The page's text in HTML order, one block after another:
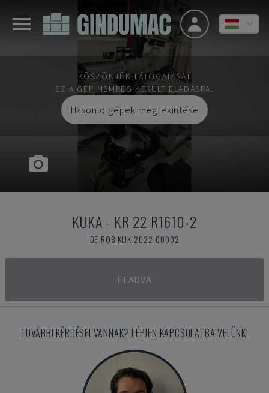
KÖSZÖNJÜK LÁTOGATÁSÁT
EZ A GÉP NEMRÉG KERÜLT ELADÁSRA.
Hasonló gépek megtekintése
KUKA- KR 22 R1610-2
DE-ROB-KUK-2022-00002
ELADVA
TOVÁBBI KÉRDÉSEI VANNAK? LÉPJEN KAPCSOLATBA VELÜNK!